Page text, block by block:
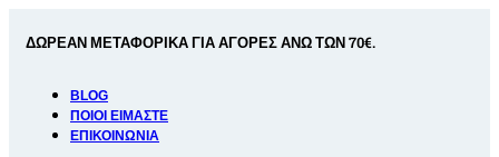
ΔΩΡΕΑΝ ΜΕΤΑΦΟΡΙΚΑ ΓΙΑ ΑΓΟΡΕΣ ΑΝΩ ΤΩΝ 70€.
BLOG
ΠΟΙΟΊ ΕΊΜΑΣΤΕ
ΕΠΙΚΟΙΝΩΝΊΑ